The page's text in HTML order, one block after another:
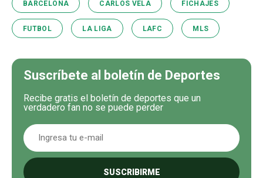
BARCELONA CARLOS VELA FICHAJES
FUTBOL LA LIGA LAFC MLS
Suscríbete al boletín de Deportes
Recibe gratis el boletín de deportes que un
verdadero fan no se puede perder
SUSCRIBIRME